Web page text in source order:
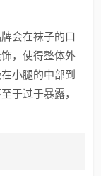
会在袜子的口
，使得整体外
小腿的中部到
于过于暴露，